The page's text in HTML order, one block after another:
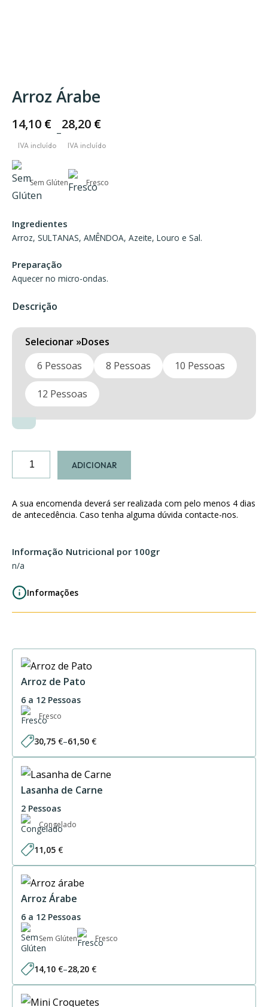
Arroz Árabe
14,10 €
–
28,20 €
Price
range:
14,10 €
through
Sem Glúten Fresco
Ingredientes
Arroz, SULTANAS, AMÊNDOA, Azeite, Louro e Sal.
Preparação
Aquecer no micro-ondas.
Descrição
Doses
6 Pessoas
8 Pessoas 10 Pessoas
12 Pessoas
Quantidade
Árabe
ADICIONAR
A sua encomenda deverá ser realizada com pelo menos 4 dias
de antecedência. Caso tenha alguma dúvida contacte-nos.
Informação Nutricional por 100gr
n/a
Informações
Arroz de Pato
6 a 12 Pessoas
Fresco
30,75 €–61,50 €
Price
range:
through
61,50 €
Lasanha de Carne
2 Pessoas
Congelado
11,05 €
Arroz Árabe
6 a 12 Pessoas
Sem Glúten Fresco
14,10 €–28,20 €
Price
range: